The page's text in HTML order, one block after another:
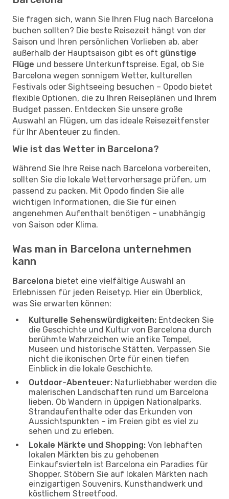
Sie fragen sich, wann Sie Ihren Flug nach Barcelona
buchen sollten? Die beste Reisezeit hängt von der
Saison und Ihren persönlichen Vorlieben ab, aber
außerhalb der Hauptsaison gibt es oft günstige
Flüge und bessere Unterkunftspreise. Egal, ob Sie
Barcelona wegen sonnigem Wetter, kulturellen
Festivals oder Sightseeing besuchen – Opodo bietet
flexible Optionen, die zu Ihren Reiseplänen und Ihrem
Budget passen. Entdecken Sie unsere große
Auswahl an Flügen, um das ideale Reisezeitfenster
für Ihr Abenteuer zu finden.
Wie ist das Wetter in Barcelona?
Während Sie Ihre Reise nach Barcelona vorbereiten,
sollten Sie die lokale Wettervorhersage prüfen, um
passend zu packen. Mit Opodo finden Sie alle
wichtigen Informationen, die Sie für einen
angenehmen Aufenthalt benötigen – unabhängig
von Saison oder Klima.
Was man in Barcelona unternehmen
kann
Barcelona bietet eine vielfältige Auswahl an
Erlebnissen für jeden Reisetyp. Hier ein Überblick,
was Sie erwarten können:
Kulturelle Sehenswürdigkeiten: Entdecken Sie
die Geschichte und Kultur von Barcelona durch
berühmte Wahrzeichen wie antike Tempel,
Museen und historische Stätten. Verpassen Sie
nicht die ikonischen Orte für einen tiefen
Einblick in die lokale Geschichte.
Outdoor-Abenteuer: Naturliebhaber werden die
malerischen Landschaften rund um Barcelona
lieben. Ob Wandern in üppigen Nationalparks,
Strandaufenthalte oder das Erkunden von
Aussichtspunkten – im Freien gibt es viel zu
sehen und zu erleben.
Lokale Märkte und Shopping: Von lebhaften
lokalen Märkten bis zu gehobenen
Einkaufsvierteln ist Barcelona ein Paradies für
Shopper. Stöbern Sie auf lokalen Märkten nach
einzigartigen Souvenirs, Kunsthandwerk und
köstlichem Streetfood.